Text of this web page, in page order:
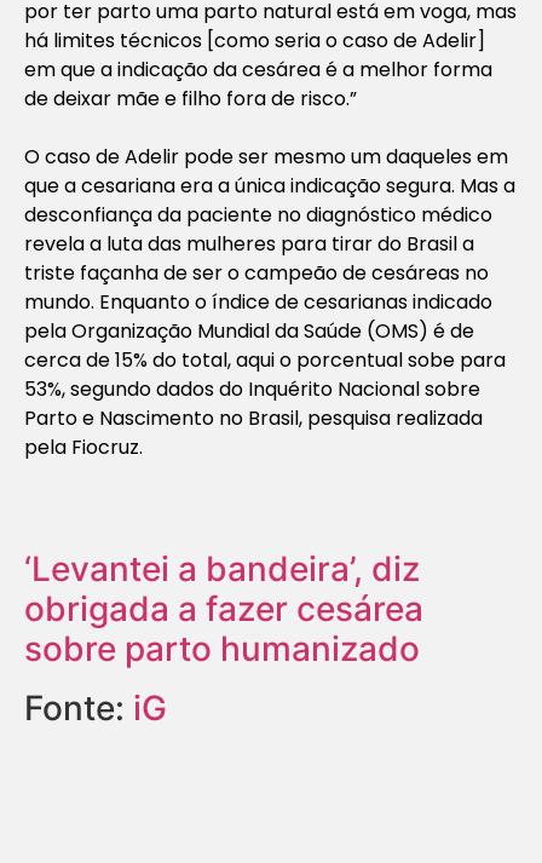
por ter parto uma parto natural está em voga, mas
há limites técnicos [como seria o caso de Adelir]
em que a indicação da cesárea é a melhor forma
de deixar mãe e filho fora de risco.”
O caso de Adelir pode ser mesmo um daqueles em
que a cesariana era a única indicação segura. Mas a
desconfiança da paciente no diagnóstico médico
revela a luta das mulheres para tirar do Brasil a
triste façanha de ser o campeão de cesáreas no
mundo. Enquanto o índice de cesarianas indicado
pela Organização Mundial da Saúde (OMS) é de
cerca de 15% do total, aqui o porcentual sobe para
53%, segundo dados do Inquérito Nacional sobre
Parto e Nascimento no Brasil, pesquisa realizada
pela Fiocruz.
‘Levantei a bandeira’, diz
obrigada a fazer cesárea
sobre parto humanizado
Fonte: iG